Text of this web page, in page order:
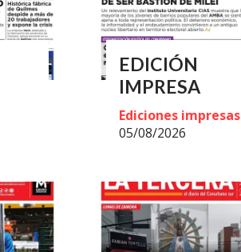
EDICIÓN
IMPRESA
Ediciones impresas
05/08/2026